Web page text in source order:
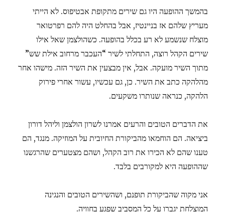
בהמשך ההופעה היו גם שירים מתקופת אבטיפוס. לא הייתי
מעריץ שלהם אז בניינטיז, אבל בהחלט היה להם רפרטואר
מוצלח שנשמע לא רע בכלל בהופעה. כשהולצמן שאל אילו
שירים הקהל רוצה, התחלתי לשיר “העכבר מרחוב אילת שש”
מתוך השיר מועקה. אבל, אין מבצעין את השיר הזה. מישהו אחר
מהלהקה כתב את השיר. כן, גם עכשיו, עשור אחרי פירוק
הלהקה, כנראה שנותרו משקעים.
את הדברים הטובים והרעים אמרנו לשרון הולצמן וליהל דורון
ביציאה. הם הוחמאו מהביקורת החיובית על המוזיקה. מנגד, הם
טענו שהם לא הכירו את רוב הקהל, ושהם מצטערים שהרגשנו
שההופעה היא למקורבים בלבד.
אני מקוה שהביקורת תופנם, ושהשירים הטובים והנגינה
המוצלחת יגברו על כל המסביב שפגע בחוויה.